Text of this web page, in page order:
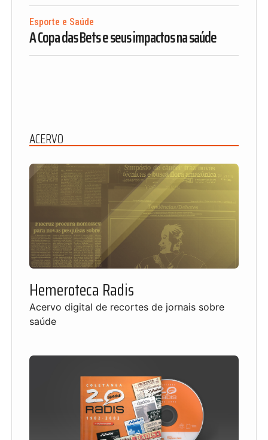
Esporte e Saúde
A Copa das Bets e seus impactos na saúde
ACERVO
Hemeroteca Radis
Acervo digital de recortes de jornais sobre
saúde